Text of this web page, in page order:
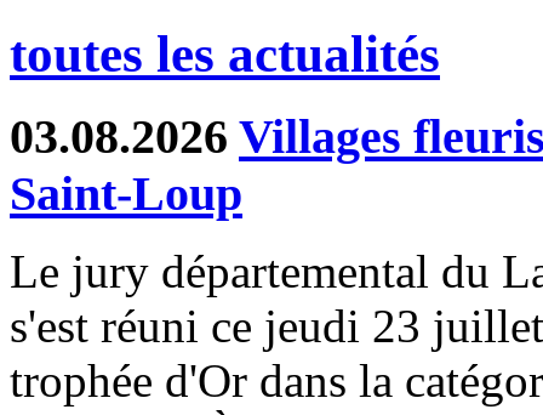
toutes les actualités
03.08.2026 Villages
Saint-Loup
Le jury départemental du
s'est réuni ce jeudi 23
trophée d'Or dans la